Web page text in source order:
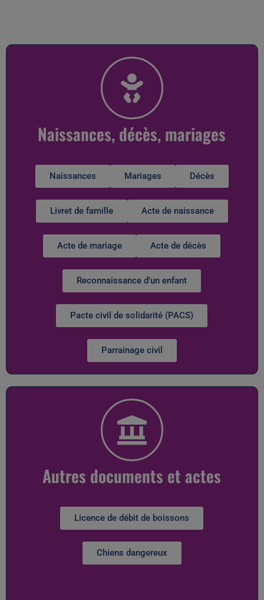
Naissances, décès, mariages
Naissances Mariages Décès
Livret de famille Acte de naissance
Acte de mariage Acte de décès
Reconnaissance d'un enfant
Pacte civil de solidarité (PACS)
Parrainage civil
Autres documents et actes
Licence de débit de boissons
Chiens dangereux